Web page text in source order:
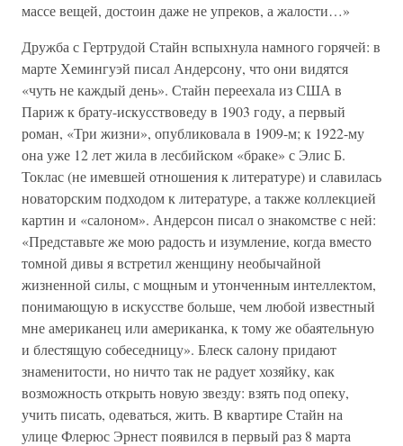
массе вещей, достоин даже не упреков, а жалости…»
Дружба с Гертрудой Стайн вспыхнула намного горячей: в
марте Хемингуэй писал Андерсону, что они видятся
«чуть не каждый день». Стайн переехала из США в
Париж к брату-искусствоведу в 1903 году, а первый
роман, «Три жизни», опубликовала в 1909-м; к 1922-му
она уже 12 лет жила в лесбийском «браке» с Элис Б.
Токлас (не имевшей отношения к литературе) и славилась
новаторским подходом к литературе, а также коллекцией
картин и «салоном». Андерсон писал о знакомстве с ней:
«Представьте же мою радость и изумление, когда вместо
томной дивы я встретил женщину необычайной
жизненной силы, с мощным и утонченным интеллектом,
понимающую в искусстве больше, чем любой известный
мне американец или американка, к тому же обаятельную
и блестящую собеседницу». Блеск салону придают
знаменитости, но ничто так не радует хозяйку, как
возможность открыть новую звезду: взять под опеку,
учить писать, одеваться, жить. В квартире Стайн на
улице Флерюс Эрнест появился в первый раз 8 марта